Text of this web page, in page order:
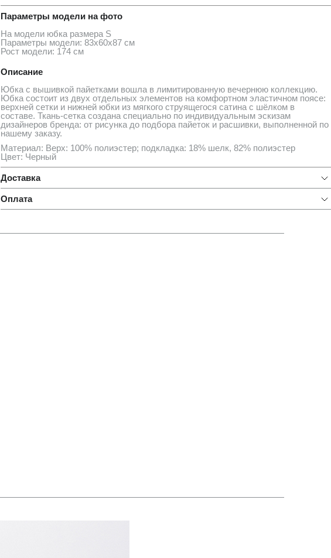
Параметры модели на фото
На модели юбка размера S
Параметры модели: 83х60х87 см
Рост модели: 174 см
Описание
Юбка с вышивкой пайетками вошла в лимитированную вечернюю коллекцию.
Юбка состоит из двух отдельных элементов на комфортном эластичном поясе:
верхней сетки и нижней юбки из мягкого струящегося сатина с шёлком в
составе. Ткань-сетка создана специально по индивидуальным эскизам
дизайнеров бренда: от рисунка до подбора пайеток и расшивки, выполненной по
нашему заказу.
Материал: Верх: 100% полиэстер; подкладка: 18% шелк, 82% полиэстер
Цвет: Черный
Доставка
Оплата